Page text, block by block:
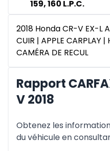
159, 160 L.P.C.
2018 Honda CR-V EX-L
CUIR | APPLE CARPLAY |
CAMÉRA DE RECUL
Rapport
V 2018
Obtenez les
du véhicule en